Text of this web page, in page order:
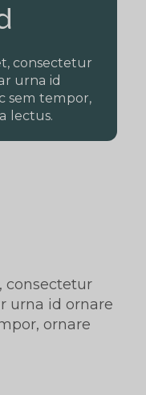
consectetur
urna id
sem tempor,
lectus.
consectetur
urna id ornare
ornare